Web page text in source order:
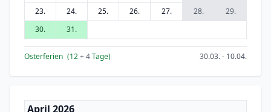
23.
24. 25. 26. 27. 28.
29.
30.
31.
Osterferien (12+ 4Tage) 30.03. - 10.04.
April 2026